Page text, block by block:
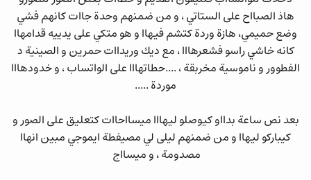
هاذ الصبااح على الستاتي ، و من ضمنهم وحدة جاات كانهم فشي
وضع حميمي، هازة وردة كتشم فيهاا و هو متكي على يدييه قدامهاا
كانه خاشي راسو فشعرهااا ، مع ديك وريداات حمرين و الصينية د
الفطوور و ناموسية مخربقة ، ....حطاتهااا على الواتساب ، و خدودهااا
موردة .....
بعد نص ساعة بدااو كيوصلو ليهااا ميسااحاات كتعليق على الصور و
كيباركو ليهاا و من ضمنهم ليلى لي مصيفطة ايموجي مبين انهاا
مصدومة ، و ميسااج